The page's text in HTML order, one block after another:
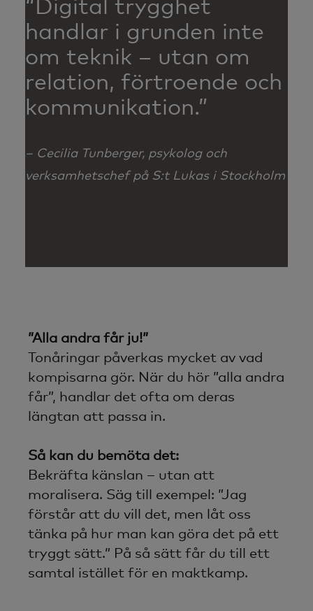
handlar i grunden inte
om teknik – utan om
relation, förtroende och
kommunikation.”
– Cecilia Tunberger, psykolog och
verksamhetschef på S:t Lukas i Stockholm
”Alla andra får ju!”
Tonåringar påverkas mycket av vad
kompisarna gör. När du hör ”alla andra
får”, handlar det ofta om deras
längtan att passa in.
Så kan du bemöta det:
Bekräfta känslan – utan att
moralisera. Säg till exempel: ”Jag
förstår att du vill det, men låt oss
tänka på hur man kan göra det på ett
tryggt sätt.” På så sätt får du till ett
samtal istället för en maktkamp.